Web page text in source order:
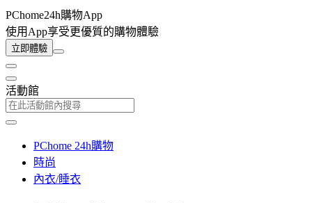
PChome24h購物App
使用App享受更優質的購物體驗
立即體驗
活動館
PChome 24h購物
時尚
內衣/睡衣